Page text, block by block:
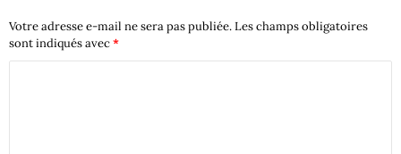
Votre adresse e-mail ne sera pas publiée.Les champs obligatoires
sont indiqués avec*